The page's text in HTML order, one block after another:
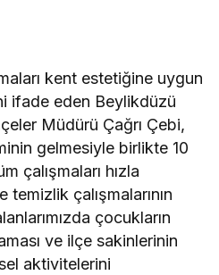
kent estetiğine uygun
ifade eden Beylikdüzü
Müdürü Çağrı Çebi,
gelmesiyle birlikte 10
çalışmaları hızla
temizlik çalışmalarının
çocukların
ve ilçe sakinlerinin
aktivitelerini